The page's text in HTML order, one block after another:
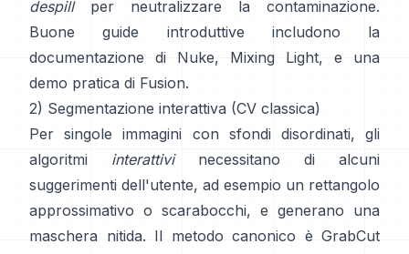
despillper neutralizzare la contaminazione.
Buone guide introduttive includono la
documentazione di Nuke, Mixing Light, e una
demo pratica di Fusion.
2) Segmentazione interattiva (CV classica)
Per singole immagini con sfondi disordinati, gli
algoritmi interattivinecessitano di alcuni
suggerimenti dell'utente, ad esempio un rettangolo
approssimativo o scarabocchi, e generano una
maschera nitida. Il metodo canonico è GrabCut